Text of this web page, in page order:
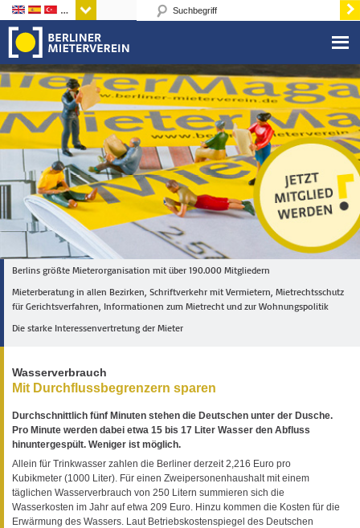
Sprachen
Berlins größte Mieterorganisation mit über 190.000 Mitgliedern
Mieterberatung in allen Bezirken, Schriftverkehr mit Vermietern, Mietrechtsschutz
für Gerichtsverfahren, Informationen zum Mietrecht und zur Wohnungspolitik
Die starke Interessenvertretung der Mieter
Wasserverbrauch
Mit Durchflussbegrenzern sparen
Durchschnittlich fünf Minuten stehen die Deutschen unter der Dusche.
Pro Minute werden dabei etwa 15 bis 17 Liter Wasser den Abfluss
hinuntergespült. Weniger ist möglich.
Allein für Trinkwasser zahlen die Berliner derzeit 2,216 Euro pro
Kubikmeter (1000 Liter). Für einen Zweipersonenhaushalt mit einem
täglichen Wasserverbrauch von 250 Litern summieren sich die
Wasserkosten im Jahr auf etwa 209 Euro. Hinzu kommen die Kosten für die
Erwärmung des Wassers. Laut Betriebskostenspiegel des Deutschen